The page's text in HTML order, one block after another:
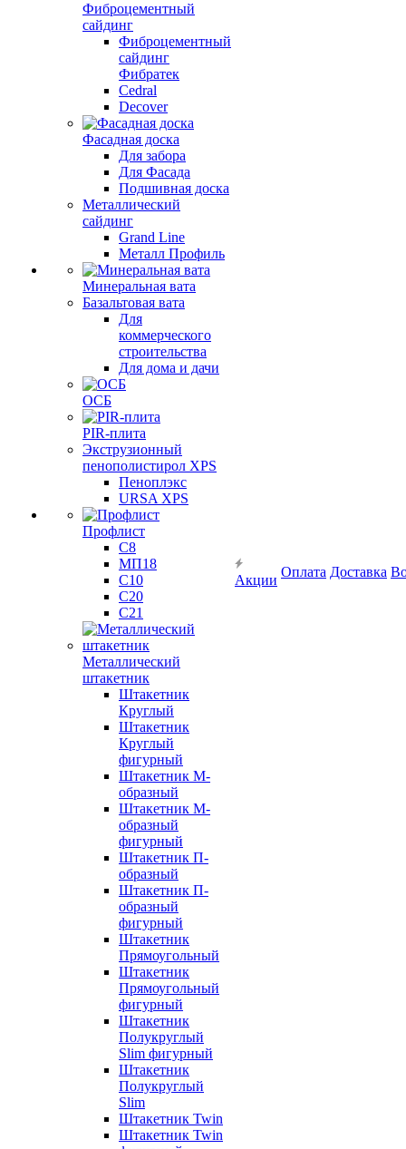
Фиброцементный
сайдинг
Фиброцементный
сайдинг
Фибратек
Cedral
Decover
Фасадная доска
Для забора
Для Фасада
Подшивная доска
Металлический
сайдинг
Grand Line
Металл Профиль
Минеральная вата
Базальтовая вата
Для
коммерческого
строительства
Для дома и дачи
ОСБ
PIR-плита
Экструзионный
пенополистирол XPS
Пеноплэкс
URSA XPS
Профлист
С8
МП18
С10
С20
С21
Металлический
штакетник
Штакетник
Круглый
Штакетник
Круглый
фигурный
Штакетник М-
образный
Штакетник М-
образный
фигурный
Штакетник П-
образный
Штакетник П-
образный
фигурный
Штакетник
Прямоугольный
Штакетник
Прямоугольный
фигурный
Штакетник
Полукруглый
Slim фигурный
Штакетник
Полукруглый
Slim
Штакетник Twin
Штакетник Twin
Акции
Оплата Доставка